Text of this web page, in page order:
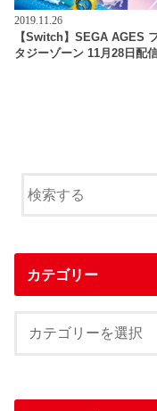
2019.11.26
【Switch】SEGA AGES
タジーゾーン 11月28日配
カテゴリー